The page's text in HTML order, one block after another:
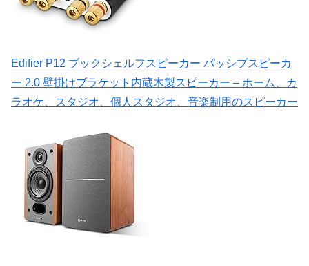
Edifier P12 ブックシェルフスピーカー パッシブスピーカ
ー 2.0 壁掛けブラケット内蔵木製スピーカー – ホーム、カ
ラオケ、スタジオ、個人スタジオ、音楽制用のスピーカー